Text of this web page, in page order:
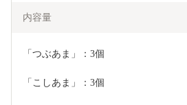
内容量
「つぶあま」：3個
「こしあま」：3個